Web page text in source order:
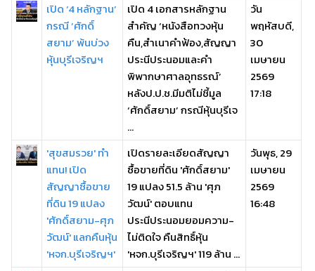
เปิด ‘4 หลักฐาน’
กรณี ‘ศักดิ์
สยาม’ พ้นบ่วง
หุ้นบุรีเจริญฯ
เปิด 4 เอกสารหลักฐาน
สำคัญ ‘หนังสือทวงหุ้น
คืน,สำเนาคำฟ้อง,สัญญา
ประนีประนอมและคำ
พิพากษาศาลอุทธรณ์’
หลังป.ป.ช.มีมติไม่ชี้มูล
‘ศักดิ์สยาม’ กรณีหุ้นบุรีเจ
...
วัน
พฤหัสบดี,
30
เมษายน
2569
17:18
'สุขสมรวย' ทำ
แทน! เปิด
สัญญาซื้อขาย
ที่ดิน 19 แปลง
'ศักดิ์สยาม-ศุภ
วัฒน์' แลกคืนหุ้น
'หจก.บุรีเจริญฯ'
เปิดรายละเอียดสัญญา
ซื้อขายที่ดิน 'ศักดิ์สยาม'
19 แปลง 51.5 ล้าน 'ศุภ
วัฒน์' ตอบแทน
ประนีประนอมยอมความ-
ไม่ติดใจ คืนสิทธิ์หุ้น
'หจก.บุรีเจริญฯ' 119 ล้าน ...
วันพุธ, 29
เมษายน
2569
16:48